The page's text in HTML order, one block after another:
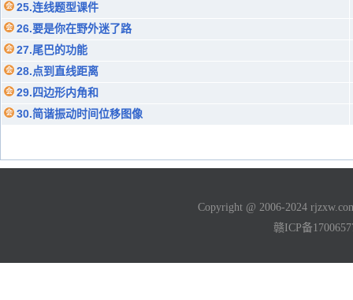
25.连线题型课件
26.要是你在野外迷了路
27.尾巴的功能
28.点到直线距离
29.四边形内角和
30.简谐振动时间位移图像
Copyright @ 2006-2024
赣ICP备